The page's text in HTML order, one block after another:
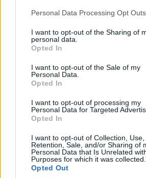
Please note that this website/app uses
not limited to your visit or usage
grant or deny consent to Google and its
use your data for below specified
consent section.
Personal Data Processing Opt Outs
I want to opt-out of the Sharing of
personal data.
Opted In
I want to opt-out of the Sale of my
Personal Data.
Opted In
I want to opt-out of processing my
Personal Data for Targeted
Opted In
I want to opt-out of Collection, Use,
Retention, Sale, and/or Sharing of
Personal Data that Is Unrelated
Purposes for which it was collected.
Opted Out